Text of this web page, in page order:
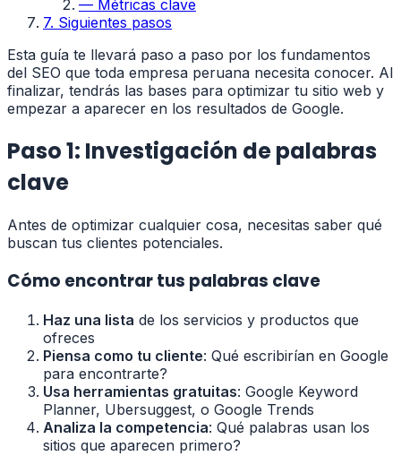
— Métricas clave
7. Siguientes pasos
Esta guía te llevará paso a paso por los fundamentos
del SEO que toda empresa peruana necesita conocer. Al
finalizar, tendrás las bases para optimizar tu sitio web y
empezar a aparecer en los resultados de Google.
Paso 1: Investigación de palabras
clave
Antes de optimizar cualquier cosa, necesitas saber qué
buscan tus clientes potenciales.
Cómo encontrar tus palabras clave
Haz una lista de los servicios y productos que
ofreces
Piensa como tu cliente: Qué escribirían en Google
para encontrarte?
Usa herramientas gratuitas: Google Keyword
Planner, Ubersuggest, o Google Trends
Analiza la competencia: Qué palabras usan los
sitios que aparecen primero?